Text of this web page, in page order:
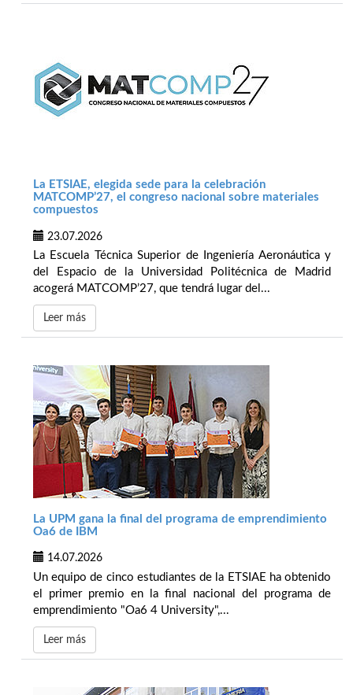
La ETSIAE, elegida sede para la celebración
MATCOMP’27, el congreso nacional sobre materiales
compuestos
23.07.2026
La Escuela Técnica Superior de Ingeniería Aeronáutica y
del Espacio de la Universidad Politécnica de Madrid
acogerá MATCOMP’27, que tendrá lugar del...
Leer más
La UPM gana la final del programa de emprendimiento
Oa6 de IBM
14.07.2026
Un equipo de cinco estudiantes de la ETSIAE ha obtenido
el primer premio en la final nacional del programa de
emprendimiento "Oa6 4 University",...
Leer más